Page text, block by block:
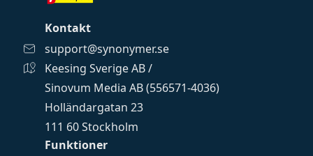
Funktioner
Kontakt
support@synonymer.se
Keesing Sverige AB /
Sinovum Media AB (556571-4036)
Holländargatan 23
111 60 Stockholm